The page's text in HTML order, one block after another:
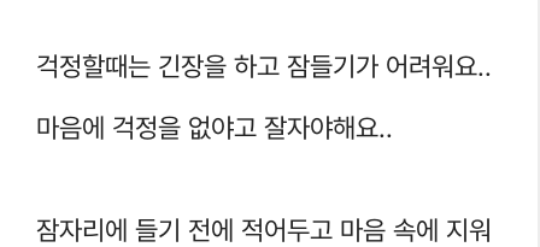
걱정할때는 긴장을 하고 잠들기가 어려워요..
마음에 걱정을 없야고 잘자야해요..
잠자리에 들기 전에 적어두고 마음 속에 지워